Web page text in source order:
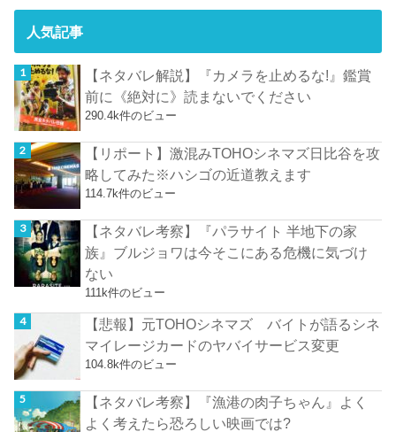
人気記事
【ネタバレ解説】『カメラを止めるな!』鑑賞
前に《絶対に》読まないでください
290.4k件のビュー
【リポート】激混みTOHOシネマズ日比谷を攻
略してみた※ハシゴの近道教えます
114.7k件のビュー
【ネタバレ考察】『パラサイト 半地下の家
族』ブルジョワは今そこにある危機に気づけ
ない
111k件のビュー
【悲報】元TOHOシネマズ バイトが語るシネ
マイレージカードのヤバイサービス変更
104.8k件のビュー
【ネタバレ考察】『漁港の肉子ちゃん』よく
よく考えたら恐ろしい映画では?